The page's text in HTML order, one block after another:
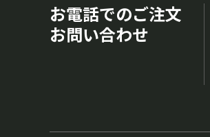
お電話でのご注文
お問い合わせ